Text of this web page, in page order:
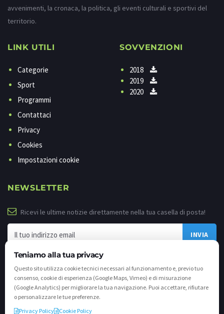
Teniamo alla tua privacy
Questo sito utilizza cookie tecnici necessari al funzionamento e, previo tuo
consenso, cookie di esperienza (Google Maps, Vimeo) e di misurazione
(Google Analytics) per migliorare la tua navigazione. Puoi accettare, rifiutare
o personalizzare le tue preferenze.
Privacy Policy
Cookie Policy
avvenimenti, la cronaca, la politica, gli eventi culturali e sportivi del
territorio.
LINK UTILI
Categorie
Sport
Programmi
Contattaci
Privacy
Cookies
Impostazioni cookie
SOVVENZIONI
2018
2019
2020
NEWSLETTER
Ricevi le ultime notizie direttamente nella tua casella di posta!